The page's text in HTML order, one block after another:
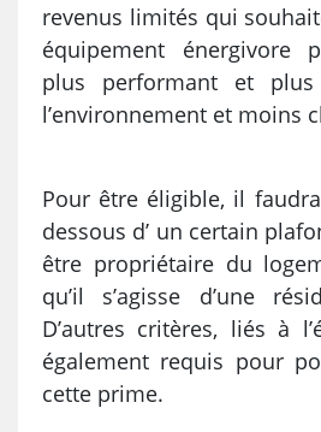
revenus limités qui
équipement énergivore
plus performant et plus
l’environnement et moins
Pour être éligible, il
dessous d’ un certain
être propriétaire du
qu’il s’agisse d’une
D’autres critères, liés à
également requis pour
cette prime.